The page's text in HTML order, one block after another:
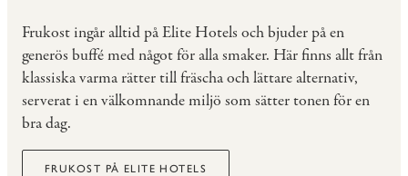
Frukost ingår alltid på Elite Hotels och bjuder på en
generös buffé med något för alla smaker. Här finns allt från
klassiska varma rätter till fräscha och lättare alternativ,
serverat i en välkomnande miljö som sätter tonen för en
bra dag.
FRUKOST PÅ ELITE HOTELS